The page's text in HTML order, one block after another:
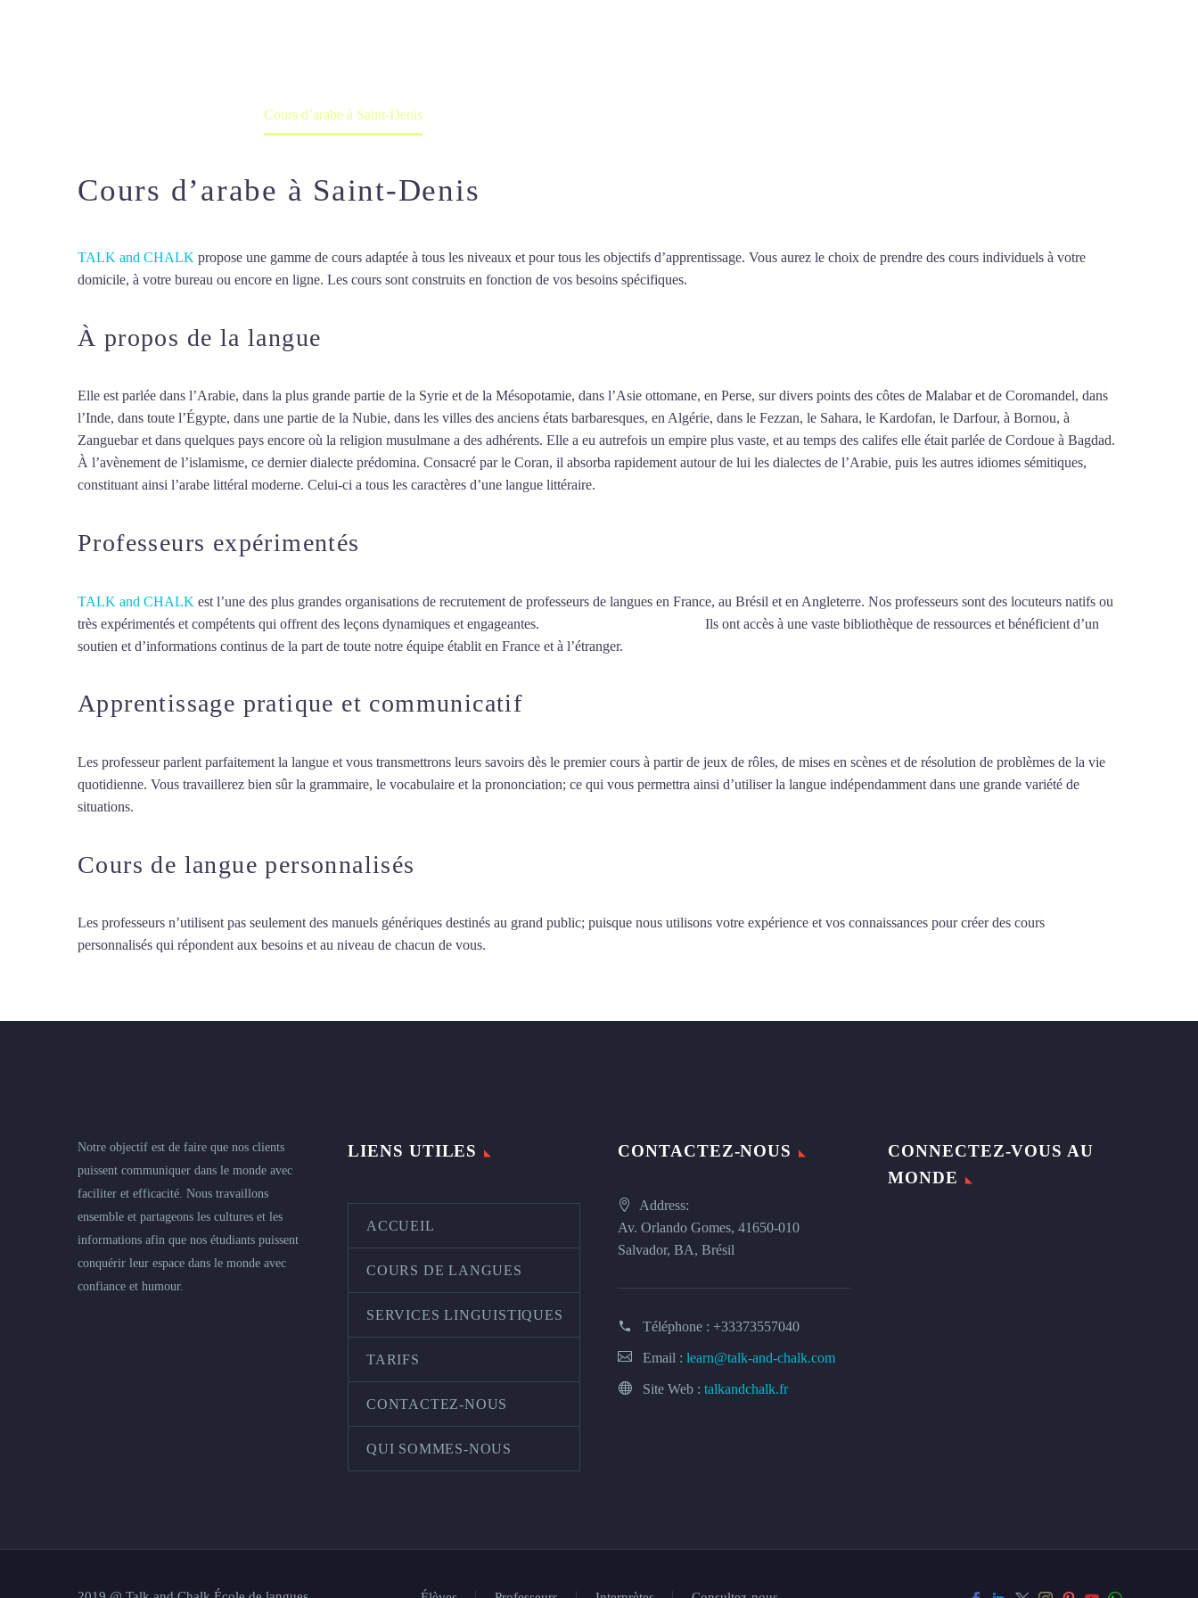
Cours d’arabe à Saint-Denis
Cours d’arabe à Saint-Denis
TALK and CHALK propose une gamme de cours adaptée à tous les niveaux et pour tous les objectifs d’apprentissage. Vous aurez le choix de prendre des cours individuels à votre
domicile, à votre bureau ou encore en ligne. Les cours sont construits en fonction de vos besoins spécifiques.
À propos de la langue
Elle est parlée dans l’Arabie, dans la plus grande partie de la Syrie et de la Mésopotamie, dans l’Asie ottomane, en Perse, sur divers points des côtes de Malabar et de Coromandel, dans
l’Inde, dans toute l’Égypte, dans une partie de la Nubie, dans les villes des anciens états barbaresques, en Algérie, dans le Fezzan, le Sahara, le Kardofan, le Darfour, à Bornou, à
Zanguebar et dans quelques pays encore où la religion musulmane a des adhérents. Elle a eu autrefois un empire plus vaste, et au temps des califes elle était parlée de Cordoue à Bagdad.
À l’avènement de l’islamisme, ce dernier dialecte prédomina. Consacré par le Coran, il absorba rapidement autour de lui les dialectes de l’Arabie, puis les autres idiomes sémitiques,
constituant ainsi l’arabe littéral moderne. Celui-ci a tous les caractères d’une langue littéraire.
Professeurs expérimentés
TALK and CHALK est l’une des plus grandes organisations de recrutement de professeurs de langues en France, au Brésil et en Angleterre. Nos professeurs sont des locuteurs natifs ou
très expérimentés et compétents qui offrent des leçons dynamiques et engageantes.
Ils ont accès à une vaste bibliothèque de ressources et bénéficient d’un
soutien et d’informations continus de la part de toute notre équipe établit en France et à l’étranger.
Apprentissage pratique et communicatif
Les professeur parlent parfaitement la langue et vous transmettrons leurs savoirs dès le premier cours à partir de jeux de rôles, de mises en scènes et de résolution de problèmes de la vie
quotidienne. Vous travaillerez bien sûr la grammaire, le vocabulaire et la prononciation; ce qui vous permettra ainsi d’utiliser la langue indépendamment dans une grande variété de
situations.
Cours de langue personnalisés
Les professeurs n’utilisent pas seulement des manuels génériques destinés au grand public; puisque nous utilisons votre expérience et vos connaissances pour créer des cours
personnalisés qui répondent aux besoins et au niveau de chacun de vous.
Notre objectif est de faire que nos clients
puissent communiquer dans le monde avec
faciliter et efficacité. Nous travaillons
ensemble et partageons les cultures et les
informations afin que nos étudiants puissent
conquérir leur espace dans le monde avec
confiance et humour.
LIENS UTILES
ACCUEIL
COURS DE LANGUES
SERVICES LINGUISTIQUES
TARIFS
CONTACTEZ-NOUS
QUI SOMMES-NOUS
CONTACTEZ-NOUS
Address:
Av. Orlando Gomes, 41650-010
Salvador, BA, Brésil
Téléphone : +33373557040
Email : learn@talk-and-chalk.com
Site Web : talkandchalk.fr
CONNECTEZ-VOUS AU
MONDE